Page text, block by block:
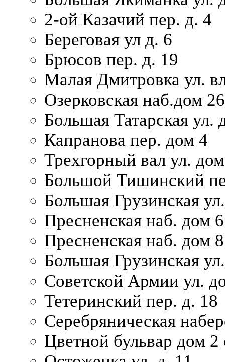
2-ой Казачий пер. д. 4
Береговая ул д. 6
Брюсов пер. д. 19
Малая Дмитровка ул.
Озерковская наб.дом 26
Большая Татарская ул.
Капранова пер. дом 4
Трехгорный вал ул.
Большой Тишинский
Большая Грузинская
Пресненская наб. дом
Пресненская наб. дом 8
Большая Грузинская
Советской Армии ул.
Тетеринский пер. д. 18
Серебряническая
Цветной бульвар дом 2